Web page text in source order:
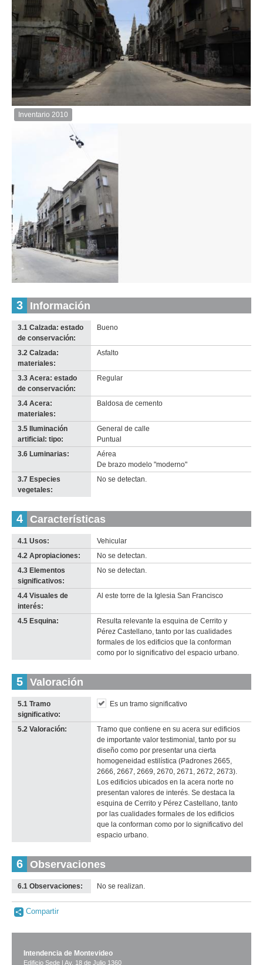
Inventario
Inventario 2010
Inventario 2010
Cerrito (Ce 4)
Inventario 2010
Cerrito (Ce 4)
Anterior Pausa Siguiente
Inventario
2010
Descargar
imagen
original
3 Información
3.1 Calzada: estado
de conservación:
Bueno
3.2 Calzada:
materiales:
Asfalto
3.3 Acera: estado
de conservación:
Regular
3.4 Acera:
materiales:
Baldosa de cemento
3.5 Iluminación
artificial: tipo:
General de calle
Puntual
3.6 Luminarias:
Aérea
De brazo modelo "moderno"
3.7 Especies
vegetales:
No se detectan.
4 Características
4.1 Usos:
Vehicular
4.2 Apropiaciones:
No se detectan.
4.3 Elementos
significativos:
No se detectan.
4.4 Visuales de
interés:
Al este torre de la Iglesia San Francisco
4.5 Esquina:
Resulta relevante la esquina de Cerrito y
Pérez Castellano, tanto por las cualidades
formales de los edificios que la conforman
como por lo significativo del espacio urbano.
5 Valoración
5.1 Tramo
significativo:
Es un tramo significativo
5.2 Valoración:
Tramo que contiene en su acera sur edificios
de importante valor testimonial, tanto por su
diseño como por presentar una cierta
homogeneidad estilística (Padrones 2665,
2666, 2667, 2669, 2670, 2671, 2672, 2673).
Los edificios ubicados en la acera norte no
presentan valores de interés. Se destaca la
esquina de Cerrito y Pérez Castellano, tanto
por las cualidades formales de los edificios
que la conforman como por lo significativo del
espacio urbano.
6 Observaciones
6.1 Observaciones: No se realizan.
Compartir
Intendencia de Montevideo
Edificio Sede | Av. 18 de Julio 1360